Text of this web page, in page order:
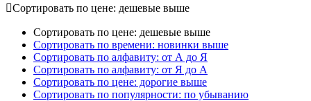
Сортировать по цене: дешевые выше
Сортировать по цене: дешевые выше
Сортировать по времени: новинки выше
Сортировать по алфавиту: от А до Я
Сортировать по алфавиту: от Я до А
Сортировать по цене: дорогие выше
Сортировать по популярности: по убыванию